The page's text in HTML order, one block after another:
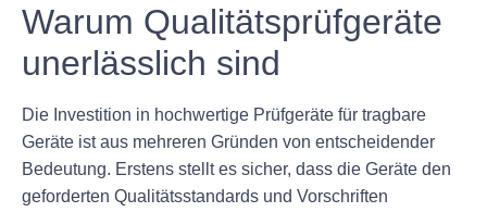
Warum Qualitätsprüfgeräte
unerlässlich sind
Die Investition in hochwertige Prüfgeräte für tragbare
Geräte ist aus mehreren Gründen von entscheidender
Bedeutung. Erstens stellt es sicher, dass die Geräte den
geforderten Qualitätsstandards und Vorschriften